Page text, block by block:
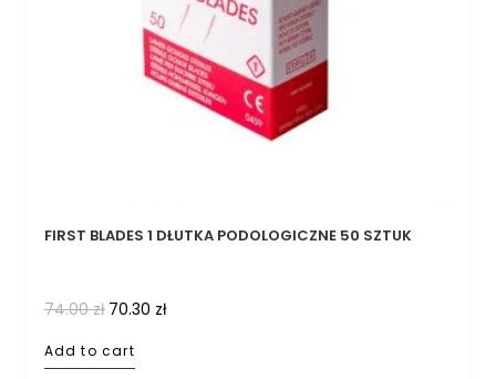
FIRST BLADES 1 DŁUTKA PODOLOGICZNE 50 SZTUK
74.00zł 70.30 zł
Add to cart